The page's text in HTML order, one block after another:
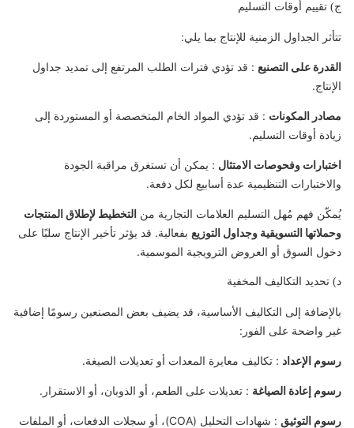
ج) تقييم أوقات التسليم
تتأثر الجداول الزمنية للإنتاج بما يلي:
القدرة على التصنيع : قد تؤدي فترات الطلب المرتفع إلى تمديد جداول
الإنتاج.
مصادر المكونات : قد تؤدي المواد الخام المتخصصة أو المستوردة إلى
زيادة أوقات التسليم.
اختبارات وفحوصات الامتثال : يمكن أن تستغرق مراقبة الجودة
والاختبارات التنظيمية عدة أسابيع لكل دفعة.
يُمكّن فهم مُهل التسليم العلامات التجارية من التخطيط لإطلاق المنتجات
وحملاتها التسويقية وجداول التوزيع بفعالية. قد يؤثر تأخير الإنتاج سلبًا على
دخول السوق أو العروض الترويجية الموسمية.
د) تحديد التكاليف المخفية
بالإضافة إلى التكاليف الأساسية، قد يضيف بعض المصنعين رسومًا إضافية
غير واضحة على الفور:
رسوم الإعداد : تكاليف معايرة المعدات أو تعديلات الصيغة.
رسوم إعادة الصياغة : تعديلات على الطعم، أو الذوبان، أو الاستقرار.
رسوم التوثيق
: شهادات التحليل (COA)، أو سجلات الدفعات، أو الملفات